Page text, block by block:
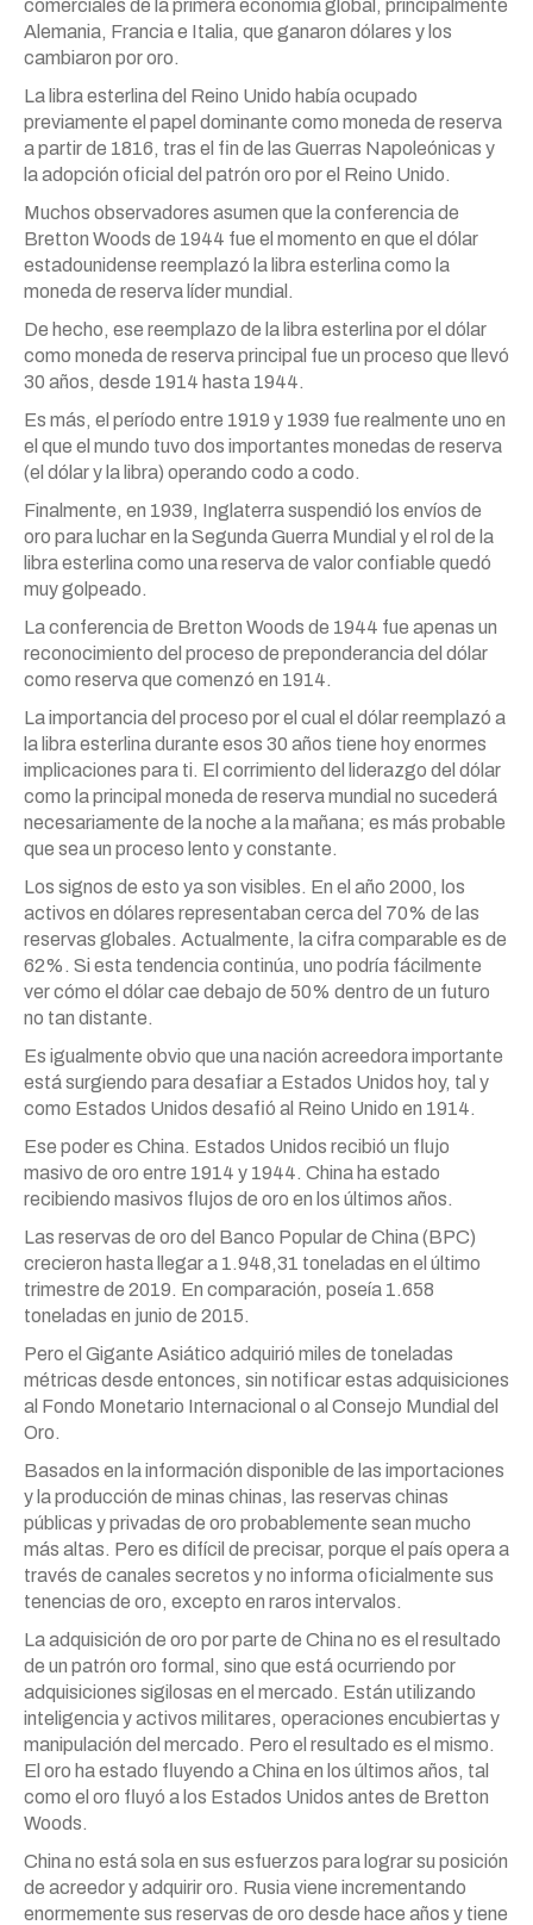
comerciales de la primera economía global, principalmente
Alemania, Francia e Italia, que ganaron dólares y los
cambiaron por oro.
La libra esterlina del Reino Unido había ocupado
previamente el papel dominante como moneda de reserva
a partir de 1816, tras el fin de las Guerras Napoleónicas y
la adopción oficial del patrón oro por el Reino Unido.
Muchos observadores asumen que la conferencia de
Bretton Woods de 1944 fue el momento en que el dólar
estadounidense reemplazó la libra esterlina como la
moneda de reserva líder mundial.
De hecho, ese reemplazo de la libra esterlina por el dólar
como moneda de reserva principal fue un proceso que llevó
30 años, desde 1914 hasta 1944.
Es más, el período entre 1919 y 1939 fue realmente uno en
el que el mundo tuvo dos importantes monedas de reserva
(el dólar y la libra) operando codo a codo.
Finalmente, en 1939, Inglaterra suspendió los envíos de
oro para luchar en la Segunda Guerra Mundial y el rol de la
libra esterlina como una reserva de valor confiable quedó
muy golpeado.
La conferencia de Bretton Woods de 1944 fue apenas un
reconocimiento del proceso de preponderancia del dólar
como reserva que comenzó en 1914.
La importancia del proceso por el cual el dólar reemplazó a
la libra esterlina durante esos 30 años tiene hoy enormes
implicaciones para ti. El corrimiento del liderazgo del dólar
como la principal moneda de reserva mundial no sucederá
necesariamente de la noche a la mañana; es más probable
que sea un proceso lento y constante.
Los signos de esto ya son visibles. En el año 2000, los
activos en dólares representaban cerca del 70% de las
reservas globales. Actualmente, la cifra comparable es de
62%. Si esta tendencia continúa, uno podría fácilmente
ver cómo el dólar cae debajo de 50% dentro de un futuro
no tan distante.
Es igualmente obvio que una nación acreedora importante
está surgiendo para desafiar a Estados Unidos hoy, tal y
como Estados Unidos desafió al Reino Unido en 1914.
Ese poder es China. Estados Unidos recibió un flujo
masivo de oro entre 1914 y 1944. China ha estado
recibiendo masivos flujos de oro en los últimos años.
Las reservas de oro del Banco Popular de China (BPC)
crecieron hasta llegar a 1.948,31 toneladas en el último
trimestre de 2019. En comparación, poseía 1.658
toneladas en junio de 2015.
Pero el Gigante Asiático adquirió miles de toneladas
métricas desde entonces, sin notificar estas adquisiciones
al Fondo Monetario Internacional o al Consejo Mundial del
Oro.
Basados en la información disponible de las importaciones
y la producción de minas chinas, las reservas chinas
públicas y privadas de oro probablemente sean mucho
más altas. Pero es difícil de precisar, porque el país opera a
través de canales secretos y no informa oficialmente sus
tenencias de oro, excepto en raros intervalos.
La adquisición de oro por parte de China no es el resultado
de un patrón oro formal, sino que está ocurriendo por
adquisiciones sigilosas en el mercado. Están utilizando
inteligencia y activos militares, operaciones encubiertas y
manipulación del mercado. Pero el resultado es el mismo.
El oro ha estado fluyendo a China en los últimos años, tal
como el oro fluyó a los Estados Unidos antes de Bretton
Woods.
China no está sola en sus esfuerzos para lograr su posición
de acreedor y adquirir oro. Rusia viene incrementando
enormemente sus reservas de oro desde hace años y tiene